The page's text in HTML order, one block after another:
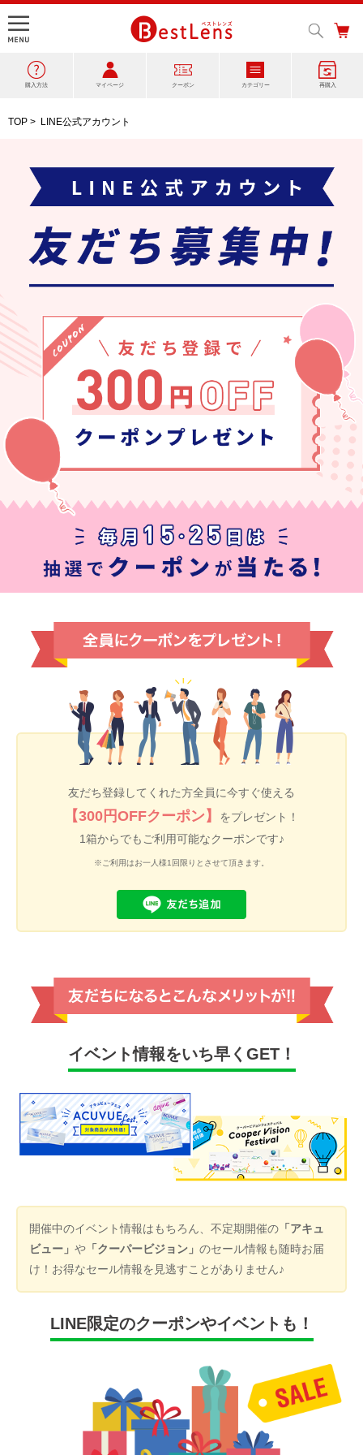
購入方法 マイページ クーポン カテゴリー 再購入
TOP > LINE公式アカウント
友だち登録してくれた方全員に今すぐ使える
【300円OFFクーポン】
をプレゼント！
1箱からでもご利用可能なクーポンです♪
※ご利用はお一人様1回限りとさせて頂きます。
イベント情報をいち早くGET！
開催中のイベント情報はもちろん、不定期開催の 「アキュ
ビュー」 や 「クーパービジョン」 のセール情報も随時お届
け！お得なセール情報を見逃すことがありません♪
LINE限定のクーポンやイベントも！